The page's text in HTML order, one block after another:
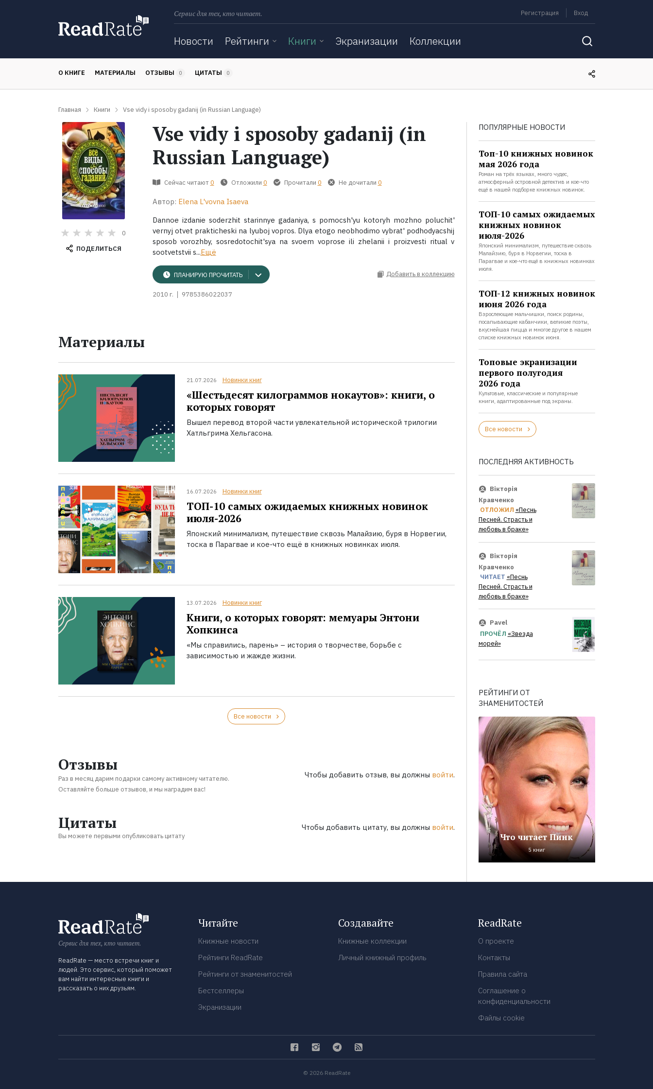
Сервис для тех, кто читает. Регистрация Вход
Новости Рейтинги Книги Экранизации Коллекции
О КНИГЕ МАТЕРИАЛЫ ОТЗЫВЫ 0 ЦИТАТЫ 0
Главная Книги Vse vidy i sposoby gadanij (in Russian Language)
0
ПОДЕЛИТЬСЯ
Vse vidy i sposoby gadanij (in
Russian Language)
Сейчас читают 0 Отложили 0 Прочитали 0 Не дочитали 0
Автор: Elena L'vovna Isaeva
Dannoe izdanie soderzhit starinnye gadaniya, s pomocsh'yu kotoryh mozhno poluchit'
vernyj otvet prakticheski na lyuboj vopros. Dlya etogo neobhodimo vybrat' podhodyacshij
sposob vorozhby, sosredotochit'sya na svoem voprose ili zhelanii i proizvesti ritual v
sootvetstvii s...Ещё
ПЛАНИРУЮ ПРОЧИТАТЬ Добавить в коллекцию
2010 г. 9785386022037
Материалы
21.07.2026 Новинки книг
«Шестьдесят килограммов нокаутов»: книги, о
которых говорят
Вышел перевод второй части увлекательной исторической трилогии
Хатльгрима Хельгасона.
16.07.2026 Новинки книг
ТОП-10 самых ожидаемых книжных новинок
июля-2026
Японский минимализм, путешествие сквозь Малайзию, буря в Норвегии,
тоска в Парагвае и кое-что ещё в книжных новинках июля.
13.07.2026 Новинки книг
Книги, о которых говорят: мемуары Энтони
Хопкинса
«Мы справились, парень» – история о творчестве, борьбе с
зависимостью и жажде жизни.
Все новости
Отзывы
Раз в месяц дарим подарки самому активному читателю.
Оставляйте больше отзывов, и мы наградим вас!
Чтобы добавить отзыв, вы должны войти.
Цитаты
Вы можете первыми опубликовать цитату
Чтобы добавить цитату, вы должны войти.
ПОПУЛЯРНЫЕ НОВОСТИ
Топ-10 книжных новинок
мая 2026 года
Роман на трёх языках, много чудес,
атмосферный островной детектив и кое-что
ещё в нашей подборке книжных новинок.
ТОП-10 самых ожидаемых
книжных новинок
июля-2026
Японский минимализм, путешествие сквозь
Малайзию, буря в Норвегии, тоска в
Парагвае и кое-что ещё в книжных новинках
июля.
ТОП-12 книжных новинок
июня 2026 года
Взрослеющие мальчишки, поиск родины,
посапывающие кабанчики, великие поэты,
вкуснейшая пицца и многое другое в нашем
списке книжных новинок июня.
Топовые экранизации
первого полугодия
2026 года
Культовые, классические и популярные
книги, адаптированные под экраны.
Все новости
ПОСЛЕДНЯЯ АКТИВНОСТЬ
Вікторія
Кравченко
ОТЛОЖИЛ «Песнь
Песней. Страсть и
любовь в браке»
Вікторія
Кравченко
ЧИТАЕТ «Песнь
Песней. Страсть и
любовь в браке»
Pavel
ПРОЧЁЛ «Звезда
морей»
РЕЙТИНГИ ОТ
ЗНАМЕНИТОСТЕЙ
Что читает Пинк
5 книг
Сервис для тех, кто читает.
ReadRate — место встречи книг и
людей. Это сервис, который поможет
вам найти интересные книги и
рассказать о них друзьям.
Читайте
Книжные новости
Рейтинги ReadRate
Рейтинги от знаменитостей
Бестселлеры
Экранизации
Создавайте
Книжные коллекции
Личный книжный профиль
ReadRate
О проекте
Контакты
Правила сайта
Соглашение о
конфиденциальности
Файлы cookie
© 2026 ReadRate